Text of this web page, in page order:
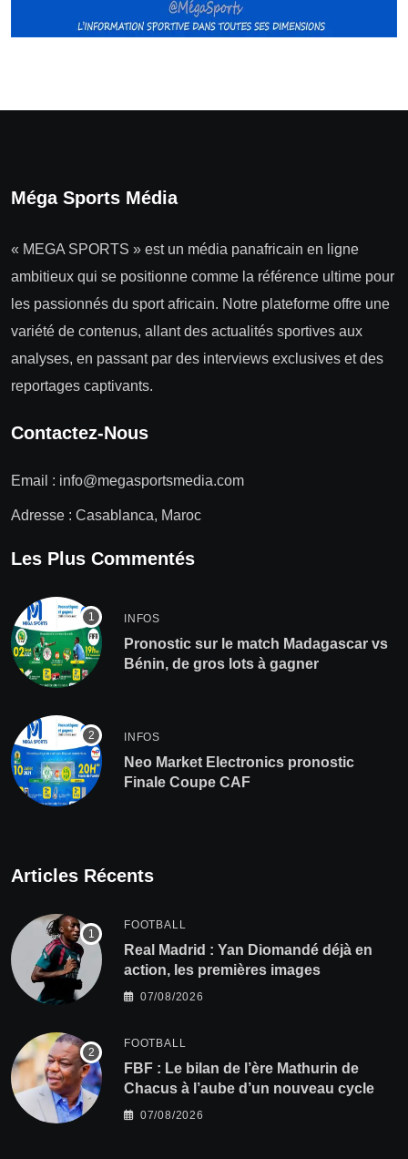
Méga Sports Média
« MEGA SPORTS » est un média panafricain en ligne
ambitieux qui se positionne comme la référence ultime pour
les passionnés du sport africain. Notre plateforme offre une
variété de contenus, allant des actualités sportives aux
analyses, en passant par des interviews exclusives et des
reportages captivants.
Contactez-Nous
Email : info@megasportsmedia.com
Adresse : Casablanca, Maroc
Les Plus Commentés
INFOS
Pronostic sur le match Madagascar vs
Bénin, de gros lots à gagner
INFOS
Neo Market Electronics pronostic
Finale Coupe CAF
Articles Récents
FOOTBALL
Real Madrid : Yan Diomandé déjà en
action, les premières images
07/08/2026
FOOTBALL
FBF : Le bilan de l’ère Mathurin de
Chacus à l’aube d’un nouveau cycle
07/08/2026